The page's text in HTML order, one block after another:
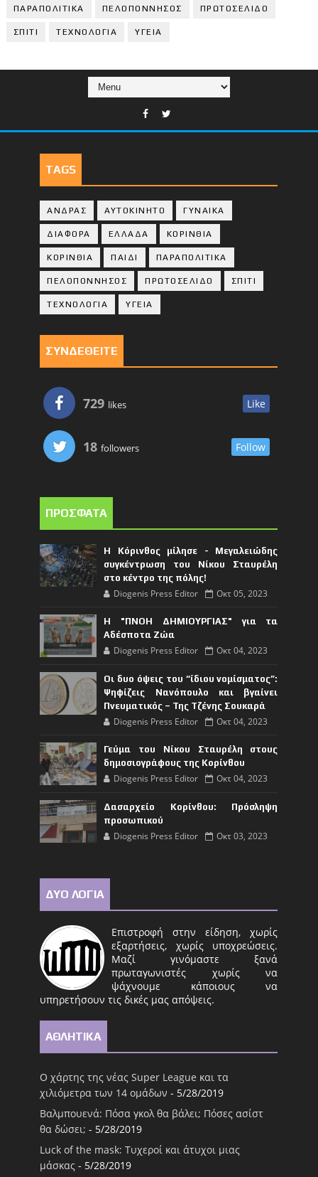
ΠΑΡΑΠΟΛΙΤΙΚΑ ΠΕΛΟΠΟΝΝΗΣΟΣ ΠΡΩΤΟΣΕΛΙΔΟ
ΣΠΙΤΙ ΤΕΧΝΟΛΟΓΙΑ ΥΓΕΙΑ
TAGS
ΑΝΔΡΑΣ ΑΥΤΟΚΙΝΗΤΟ ΓΥΝΑΙΚΑ
ΔΙΑΦΟΡΑ ΕΛΛΑΔΑ ΚΟΡΙΝΘΙΑ
ΚΟΡΙΝΘΙA ΠΑΙΔΙ ΠΑΡΑΠΟΛΙΤΙΚΑ
ΠΕΛΟΠΟΝΝΗΣΟΣ ΠΡΩΤΟΣΕΛΙΔΟ ΣΠΙΤΙ
ΤΕΧΝΟΛΟΓΙΑ ΥΓΕΙΑ
ΣΥΝΔΕΘΕΙΤΕ
729 likes Like
18 followers Follow
ΠΡΟΣΦΑΤΑ
Η Κόρινθος μίλησε - Μεγαλειώδης
συγκέντρωση του Νίκου Σταυρέλη
στο κέντρο της πόλης!
Diogenis Press Editor Οκτ 05, 2023
Η "ΠΝΟΗ ΔΗΜΙΟΥΡΓΙΑΣ" για τα
Αδέσποτα Ζώα
Diogenis Press Editor Οκτ 04, 2023
Οι δυο όψεις του “ίδιου νομίσματος”:
Ψηφίζεις Νανόπουλο και βγαίνει
Πνευματικός – Της Τζένης Σουκαρά
Diogenis Press Editor Οκτ 04, 2023
Γεύμα του Νίκου Σταυρέλη στους
δημοσιογράφους της Κορίνθου
Diogenis Press Editor Οκτ 04, 2023
Δασαρχείο Κορίνθου: Πρόσληψη
προσωπικού
Diogenis Press Editor Οκτ 03, 2023
ΔΥΟ ΛΟΓΙΑ
Επιστροφή στην είδηση, χωρίς
εξαρτήσεις, χωρίς υποχρεώσεις.
Μαζί γινόμαστε ξανά
πρωταγωνιστές χωρίς να
ψάχνουμε κάποιους να
υπηρετήσουν τις δικές μας απόψεις.
ΑΘΛΗΤΙΚΑ
Ο χάρτης της νέας Super League και τα
χιλιόμετρα των 14 ομάδων - 5/28/2019
Βαλμπουενά: Πόσα γκολ θα βάλει; Πόσες ασίστ
θα δώσει; - 5/28/2019
Luck of the mask: Τυχεροί και άτυχοι μιας
μάσκας - 5/28/2019